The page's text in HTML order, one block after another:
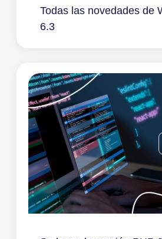
Todas las novedades de
6.3